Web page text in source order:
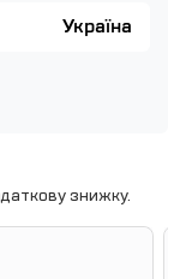
Україна
знижку.